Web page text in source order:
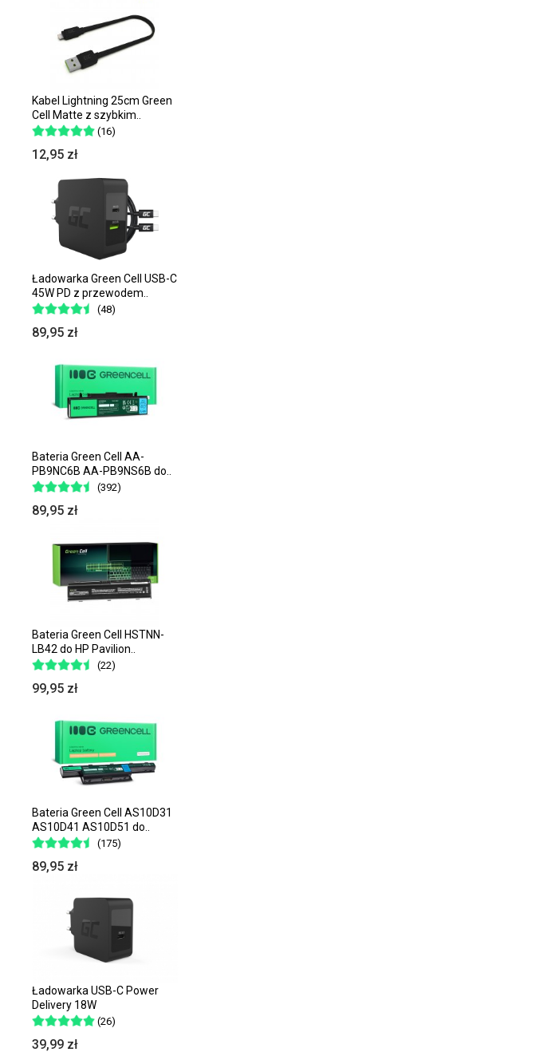
Kabel Lightning 25cm Green
Cell Matte z szybkim..
(16)
12,95 zł
Ładowarka Green Cell USB-C
45W PD z przewodem..
(48)
89,95 zł
Bateria Green Cell AA-
PB9NC6B AA-PB9NS6B do..
(392)
89,95 zł
Bateria Green Cell HSTNN-
LB42 do HP Pavilion..
(22)
99,95 zł
Bateria Green Cell AS10D31
AS10D41 AS10D51 do..
(175)
89,95 zł
Ładowarka USB-C Power
Delivery 18W
(26)
39,99 zł